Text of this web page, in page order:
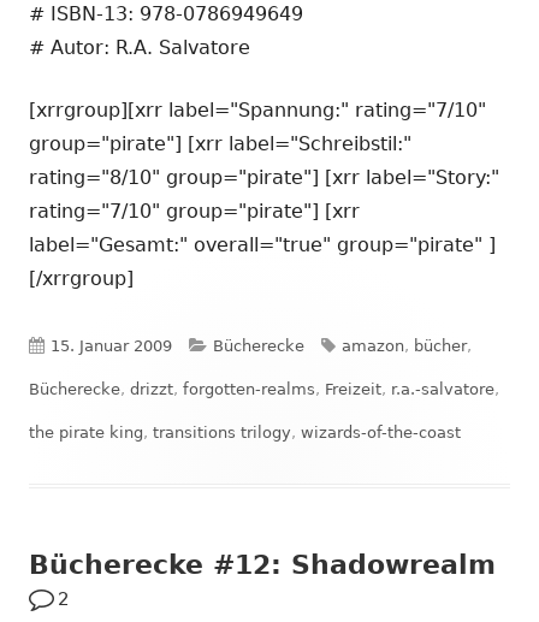
# ISBN-13: 978-0786949649
# Autor: R.A. Salvatore
[xrrgroup][xrr label="Spannung:" rating="7/10"
group="pirate"] [xrr label="Schreibstil:"
rating="8/10" group="pirate"] [xrr label="Story:"
rating="7/10" group="pirate"] [xrr
label="Gesamt:" overall="true" group="pirate" ]
[/xrrgroup]
Veröffentlicht
am
15. Januar 2009 Kategorien
Bücherecke Schlagwörter
amazon, bücher,
Bücherecke, drizzt, forgotten-realms, Freizeit, r.a.-salvatore,
the pirate king, transitions trilogy, wizards-of-the-coast
Bücherecke #12: Shadowrealm
2